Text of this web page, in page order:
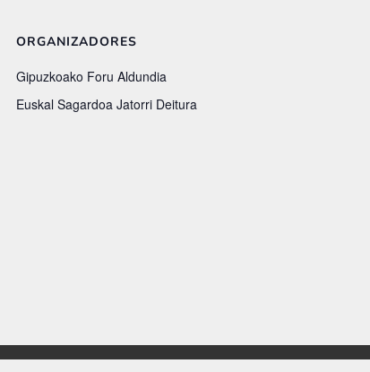
ORGANIZADORES
Gipuzkoako Foru Aldundia
Euskal Sagardoa Jatorri Deitura